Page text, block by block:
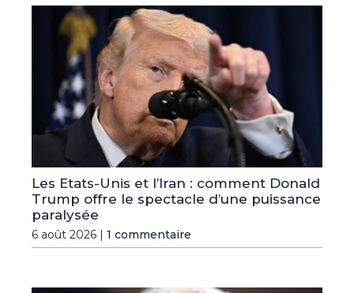
Les Etats-Unis et l’Iran : comment Donald
Trump offre le spectacle d’une puissance
paralysée
6 août 2026 | 1 commentaire